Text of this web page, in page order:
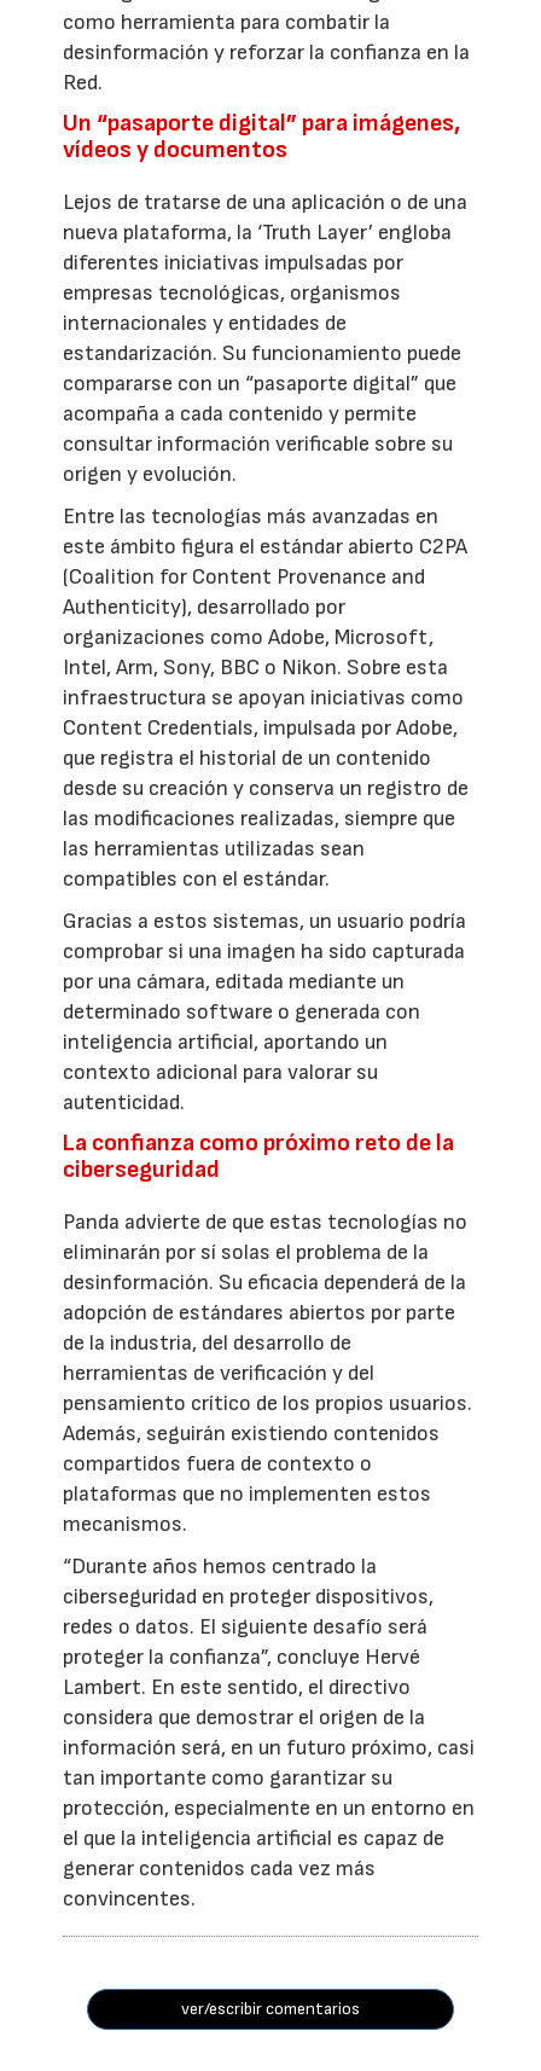
como herramienta para combatir la
desinformación y reforzar la confianza en la
Red.
Un “pasaporte digital” para imágenes,
vídeos y documentos
Lejos de tratarse de una aplicación o de una
nueva plataforma, la ‘Truth Layer’ engloba
diferentes iniciativas impulsadas por
empresas tecnológicas, organismos
internacionales y entidades de
estandarización. Su funcionamiento puede
compararse con un “pasaporte digital” que
acompaña a cada contenido y permite
consultar información verificable sobre su
origen y evolución.
Entre las tecnologías más avanzadas en
este ámbito figura el estándar abierto C2PA
(Coalition for Content Provenance and
Authenticity), desarrollado por
organizaciones como Adobe, Microsoft,
Intel, Arm, Sony, BBC o Nikon. Sobre esta
infraestructura se apoyan iniciativas como
Content Credentials, impulsada por Adobe,
que registra el historial de un contenido
desde su creación y conserva un registro de
las modificaciones realizadas, siempre que
las herramientas utilizadas sean
compatibles con el estándar.
Gracias a estos sistemas, un usuario podría
comprobar si una imagen ha sido capturada
por una cámara, editada mediante un
determinado software o generada con
inteligencia artificial, aportando un
contexto adicional para valorar su
autenticidad.
La confianza como próximo reto de la
ciberseguridad
Panda advierte de que estas tecnologías no
eliminarán por sí solas el problema de la
desinformación. Su eficacia dependerá de la
adopción de estándares abiertos por parte
de la industria, del desarrollo de
herramientas de verificación y del
pensamiento crítico de los propios usuarios.
Además, seguirán existiendo contenidos
compartidos fuera de contexto o
plataformas que no implementen estos
mecanismos.
“Durante años hemos centrado la
ciberseguridad en proteger dispositivos,
redes o datos. El siguiente desafío será
proteger la confianza”, concluye Hervé
Lambert. En este sentido, el directivo
considera que demostrar el origen de la
información será, en un futuro próximo, casi
tan importante como garantizar su
protección, especialmente en un entorno en
el que la inteligencia artificial es capaz de
generar contenidos cada vez más
convincentes.
ver/escribir comentarios